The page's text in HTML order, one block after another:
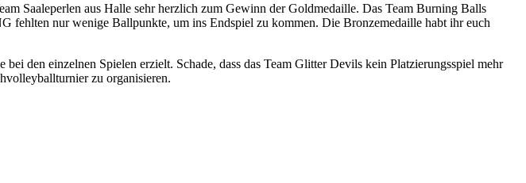
Saaleperlen aus Halle sehr herzlich zum Gewinn der Goldmedaille. Das Team Burning Balls
nur wenige Ballpunkte, um ins Endspiel zu kommen. Die Bronzemedaille habt ihr euch
den einzelnen Spielen erzielt. Schade, dass das Team Glitter Devils kein Platzierungsspiel mehr
zu organisieren.